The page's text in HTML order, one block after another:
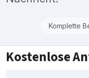
Komplette
Kostenlose